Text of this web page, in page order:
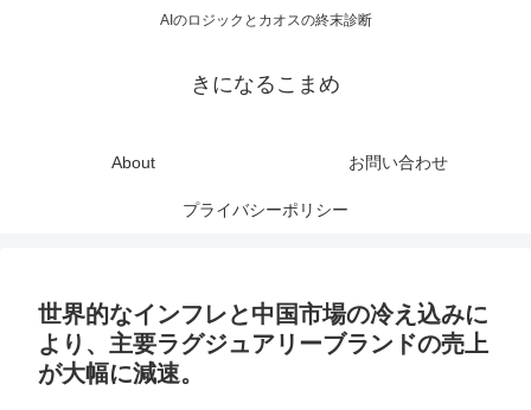
AIのロジックとカオスの終末診断
きになるこまめ
About お問い合わせ
プライバシーポリシー
世界的なインフレと中国市場の冷え込みに
より、主要ラグジュアリーブランドの売上
が大幅に減速。